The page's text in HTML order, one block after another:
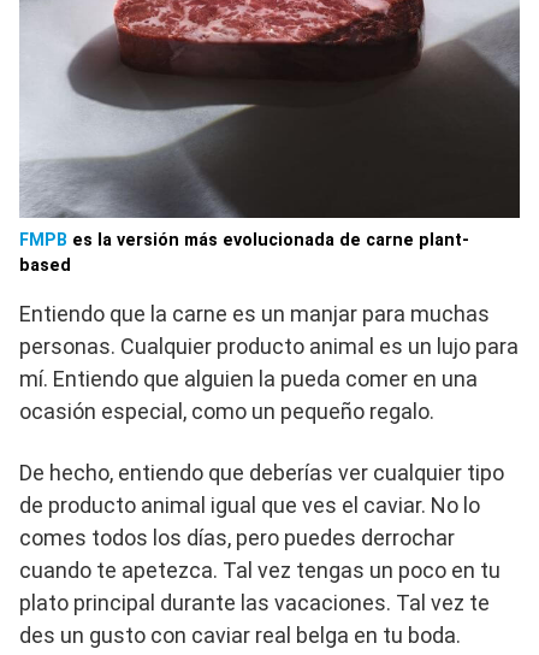
FMPB es la versión más evolucionada de carne plant-
based
Entiendo que la carne es un manjar para muchas
personas. Cualquier producto animal es un lujo para
mí. Entiendo que alguien la pueda comer en una
ocasión especial, como un pequeño regalo.
De hecho, entiendo que deberías ver cualquier tipo
de producto animal igual que ves el caviar. No lo
comes todos los días, pero puedes derrochar
cuando te apetezca. Tal vez tengas un poco en tu
plato principal durante las vacaciones. Tal vez te
des un gusto con caviar real belga en tu boda.